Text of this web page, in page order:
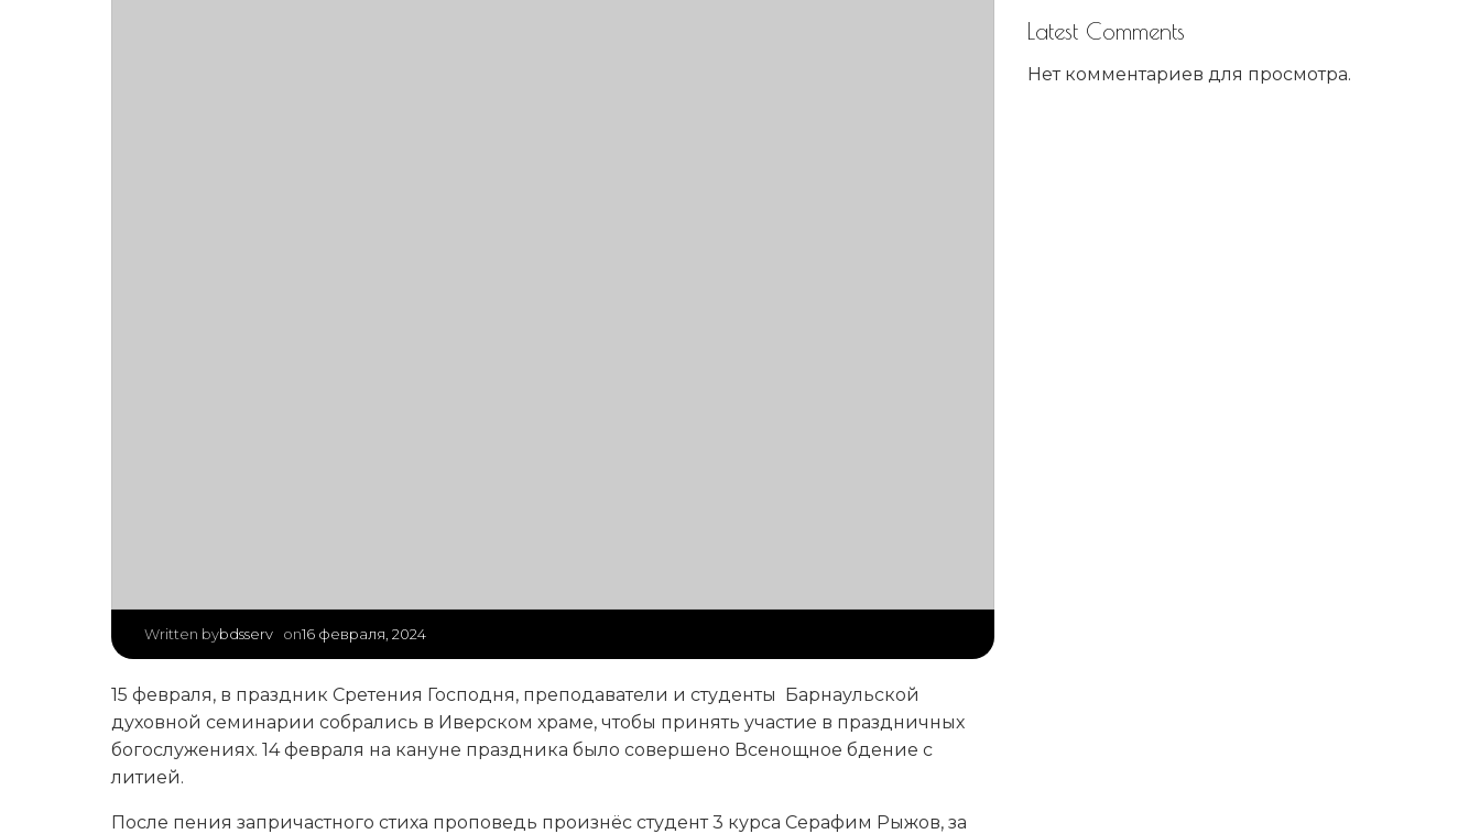
Written bybdsserv on16 февраля, 2024
15 февраля, в праздник Сретения Господня, преподаватели и студенты Барнаульской
духовной семинарии собрались в Иверском храме, чтобы принять участие в праздничных
богослужениях. 14 февраля на кануне праздника было совершено Всенощное бдение с
литией.
После пения запричастного стиха проповедь произнёс студент 3 курса Серафим Рыжов, за
Latest Comments
Нет комментариев для просмотра.